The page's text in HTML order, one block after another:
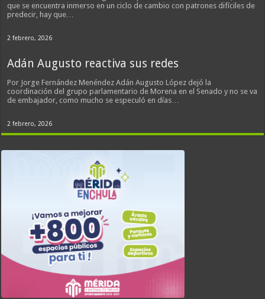
que se encuentra inmerso en un ciclo de cambio con patrones difíciles de
predecir, hay que…
2 febrero, 2026
Adán Augusto reactiva sus redes
Por Jorge Fernández Menéndez Adán Augusto López dejó la
coordinación del grupo parlamentario de Morena en el Senado y no se va
de embajador, como mucho se especuló en días…
2 febrero, 2026